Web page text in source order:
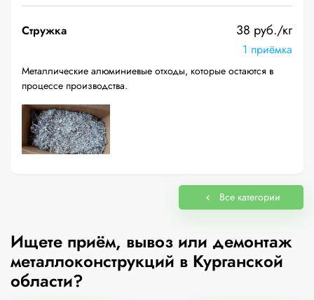
Стружка 38 руб./кг
1 приёмка
Металлические алюминиевые отходы, которые остаются в
процессе производства.
Все категории
Ищете приём, вывоз или демонтаж
металлоконструкций в Курганской
области?